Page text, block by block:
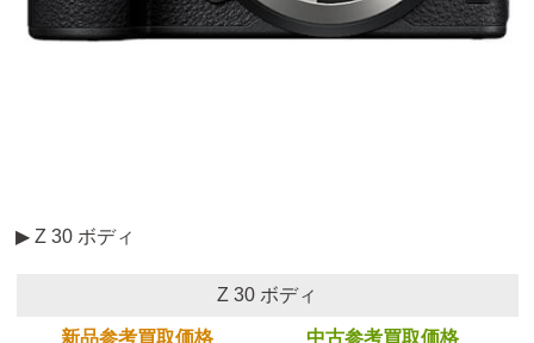
▶ Z 30 ボディ
Z 30 ボディ
新品参考買取価格 中古参考買取価格